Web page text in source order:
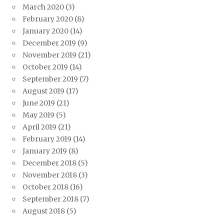
March 2020 (3)
February 2020 (8)
January 2020 (14)
December 2019 (9)
November 2019 (21)
October 2019 (14)
September 2019 (7)
August 2019 (17)
June 2019 (21)
May 2019 (5)
April 2019 (21)
February 2019 (14)
January 2019 (8)
December 2018 (5)
November 2018 (3)
October 2018 (16)
September 2018 (7)
August 2018 (5)